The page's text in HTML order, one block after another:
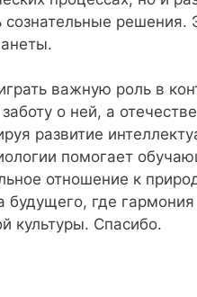
решения.
важную роль в
о ней, а
развитие
помогает
отношение к
где
культуры. Спасибо.